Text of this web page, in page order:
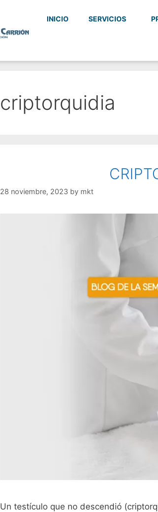
INICIO SERVICIOS
criptorquidia
28 noviembre, 2023 by mkt
Un testículo que no descendió